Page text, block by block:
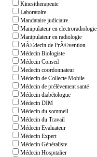
Kinesitherapeute
Laboratoire
Mandataire judiciaire
Manipulateur en electroradiologie
Manipulateur en radiologie
MÃ©decin de PrÃ©vention
Médecin Biologiste
Médecin Conseil
Medecin coordonnateur
Médecin de Collecte Mobile
Médecin de prélèvement santé
Médecin diabétologue
Médecin DIM
Médecin du sommeil
Médecin du Travail
Médecin Evaluateur
Médecin Expert
Médecin Généraliste
Médecin Hospitalier